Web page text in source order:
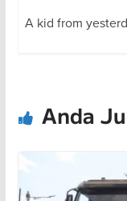
A kid from
Anda